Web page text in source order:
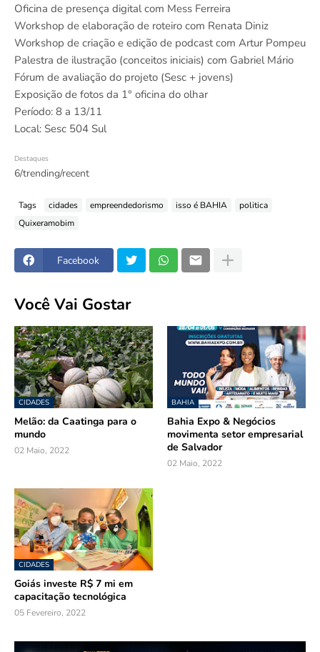
Oficina de presença digital com Mess Ferreira
Workshop de elaboração de roteiro com Renata Diniz
Workshop de criação e edição de podcast com Artur Pompeu
Palestra de ilustração (conceitos iniciais) com Gabriel Mário
Fórum de avaliação do projeto (Sesc + jovens)
Exposição de fotos da 1° oficina do olhar
Período: 8 a 13/11
Local: Sesc 504 Sul
Destaques
6/trending/recent
Tags cidades empreendedorismo isso é BAHIA
politica
Quixeramobim
Facebook
Você Vai Gostar
CIDADES
Melão: da Caatinga para o
mundo
02 Maio, 2022
BAHIA
Bahia Expo & Negócios
movimenta setor empresarial
de Salvador
02 Maio, 2022
CIDADES
Goiás investe R$ 7 mi em
capacitação tecnológica
05 Fevereiro, 2022